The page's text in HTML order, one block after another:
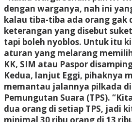
dengan warganya, nah ini
kalau tiba-tiba ada orang gak
keterangan yang disebut
tapi boleh nyoblos. Untuk itu
aturan yang melarang
KK, SIM atau Paspor
Kedua, lanjut Eggi, pihaknya
memantau jalannya pilkada
Pemungutan Suara (TPS).
dua orang di setiap TPS, jadi
minimal 30 ribu orang di 13